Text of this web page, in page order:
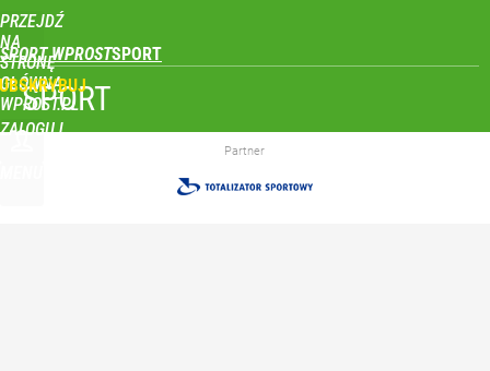
PRZEJDŹ
NA
STRONĘ
GŁÓWNĄ
WPROST.PL
SPORT WPROST
ZALOGUJ
SPORT
Partner